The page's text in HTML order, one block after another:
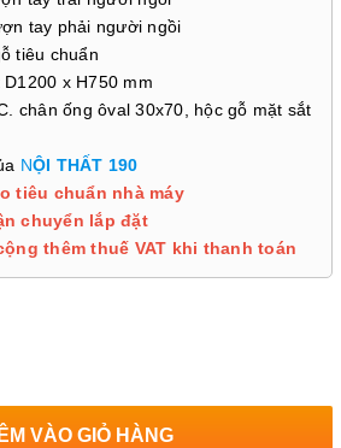
tay phải người ngồi
tiêu chuẩn
D1200 x H750 mm
chân ống ôval 30x70, hộc gỗ mặt sắt
NỘI THẤT 190
tiêu chuẩn nhà máy
chuyển lắp đặt
thêm thuế VAT khi thanh toán
VÀO GIỎ HÀNG